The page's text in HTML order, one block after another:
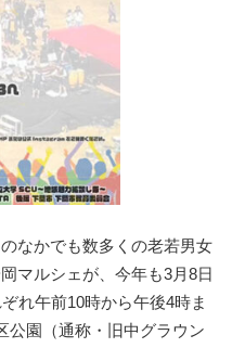
なかでも数多くの老若男女
マルシェが、今年も3月8日
れ午前10時から午後4時ま
公園（通称・旧中グラウン